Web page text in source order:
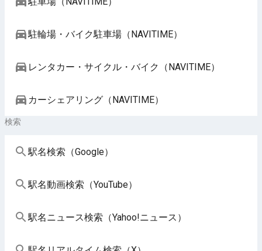
駐輪場・バイク駐車場（NAVITIME）
レンタカー・サイクル・バイク（NAVITIME）
カーシェアリング（NAVITIME）
検索
駅名検索（Google）
駅名動画検索（YouTube）
駅名ニュース検索（Yahoo!ニュース）